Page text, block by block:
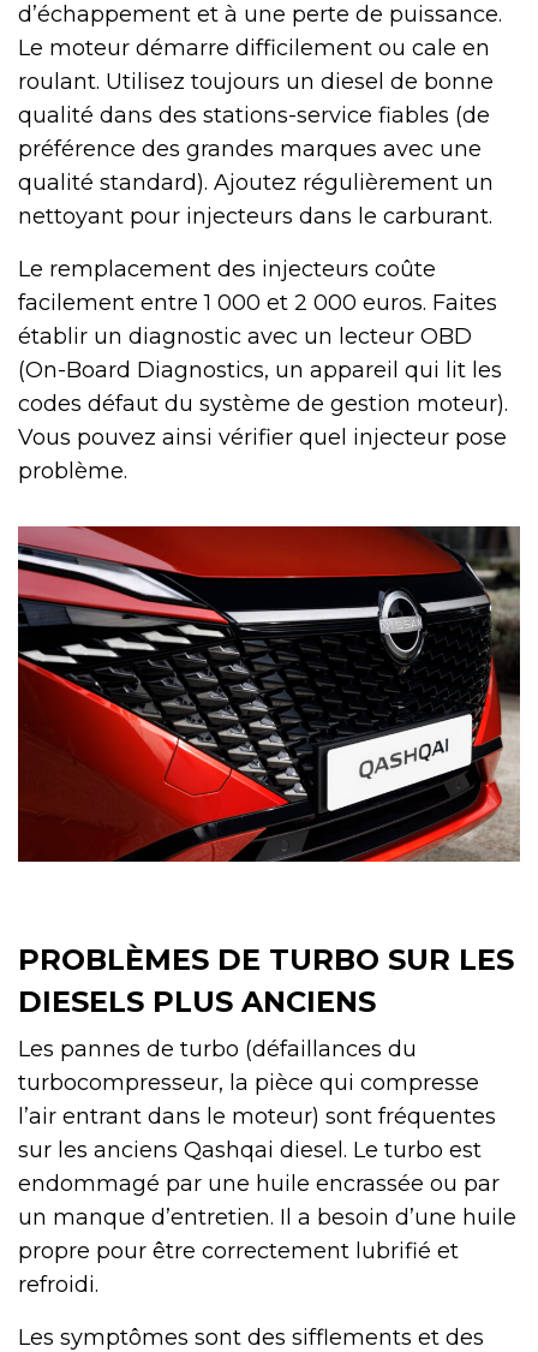
d’échappement et à une perte de puissance.
Le moteur démarre difficilement ou cale en
roulant. Utilisez toujours un diesel de bonne
qualité dans des stations-service fiables (de
préférence des grandes marques avec une
qualité standard). Ajoutez régulièrement un
nettoyant pour injecteurs dans le carburant.
Le remplacement des injecteurs coûte
facilement entre 1 000 et 2 000 euros. Faites
établir un diagnostic avec un lecteur OBD
(On-Board Diagnostics, un appareil qui lit les
codes défaut du système de gestion moteur).
Vous pouvez ainsi vérifier quel injecteur pose
problème.
PROBLÈMES DE TURBO SUR LES
DIESELS PLUS ANCIENS
Les pannes de turbo (défaillances du
turbocompresseur, la pièce qui compresse
l’air entrant dans le moteur) sont fréquentes
sur les anciens Qashqai diesel. Le turbo est
endommagé par une huile encrassée ou par
un manque d’entretien. Il a besoin d’une huile
propre pour être correctement lubrifié et
refroidi.
Les symptômes sont des sifflements et des